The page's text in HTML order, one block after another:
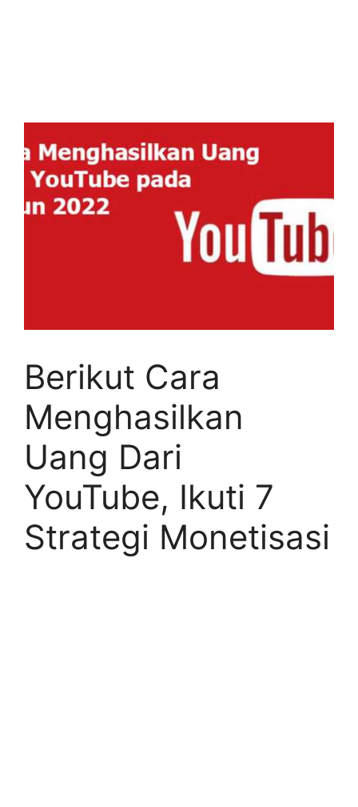
Berikut Cara
Menghasilkan
Uang Dari
YouTube, Ikuti 7
Strategi Monetisasi